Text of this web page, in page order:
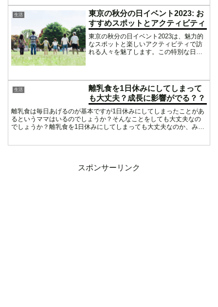
も自分の娘の反抗期がなかなか終わらな
いと「なんでうちの娘だけ...
生活
東京の秋分の日イベント2023: お
すすめスポットとアクティビティ
東京の秋分の日イベント2023は、魅力的
なスポットと楽しいアクティビティで訪
れる人々を魅了します。この特別な日に
トランも人気です。さ...
生活
離乳食を1日休みにしてしまって
も大丈夫？成長に影響がでる？？
離乳食は毎日あげるのが基本ですが1日休みにしてしまったことがあ
るというママはいるのでしょうか？そんなことをしても大丈夫なの
でしょうか？離乳食を1日休みにしてしまっても大丈夫なのか、みん
スポンサーリンク